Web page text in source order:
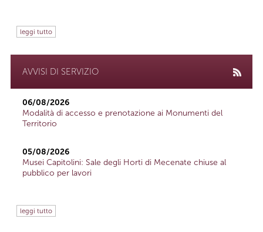
leggi tutto
AVVISI DI SERVIZIO
06/08/2026
Modalità di accesso e prenotazione ai Monumenti del
Territorio
05/08/2026
Musei Capitolini: Sale degli Horti di Mecenate chiuse al
pubblico per lavori
leggi tutto